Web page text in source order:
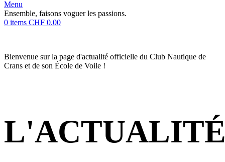
Menu
Ensemble, faisons voguer les passions.
0 items CHF 0.00
Bienvenue sur la page d'actualité officielle du Club Nautique de
Crans et de son École de Voile !